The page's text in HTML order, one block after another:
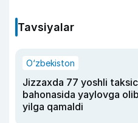
Tavsiyalar
O‘zbekiston
Jizzaxda 77 yoshli
bahonasida yaylovga
yilga qamaldi